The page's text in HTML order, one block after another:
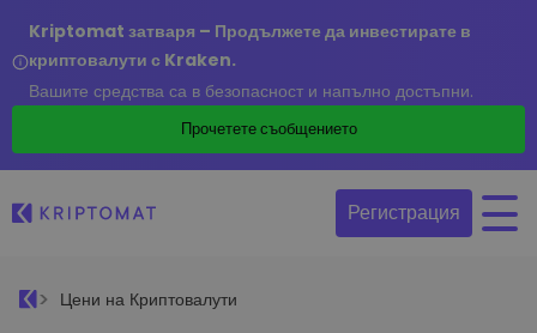
Kriptomat затваря – Продължете да инвестирате в
криптовалути с Kraken.
Вашите средства са в безопасност и напълно достъпни.
Прочетете съобщението
Регистрация
Цени на Криптовалути